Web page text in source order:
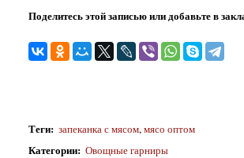
Поделитесь этой записью или добавьте в
Теги: запеканка с мясом,мясо оптом
Категории: Овощные гарниры